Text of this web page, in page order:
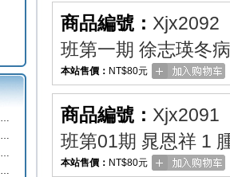
反詐騙人人有責 下單前一定要注意
[新品上架]114年下學期國小國中高中命題光碟,校用卷,習作
[新品上架]114年上學期國小國中高中命題光碟,校用卷,習作
[新品上架]113年下學期國小國中高中命題光碟,校用卷,習作
商品編號： Xjx2092
班第一期 徐志瑛冬
本站售價： NT$80元
商品編號： Xjx2091
班第01期 晁恩祥 1
本站售價： NT$80元